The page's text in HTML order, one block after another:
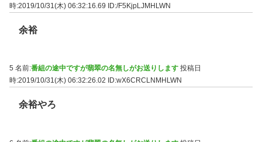
時:2019/10/31(木) 06:32:16.69 ID:/F5KjpLJMHLWN
余裕
5 名前:番組の途中ですが翡翠の名無しがお送りします 投稿日
時:2019/10/31(木) 06:32:26.02
ID:wX6CRCLNMHLWN
余裕やろ